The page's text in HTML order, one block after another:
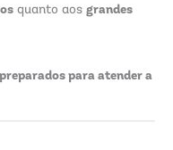
quanto aos grandes
preparados para atender a